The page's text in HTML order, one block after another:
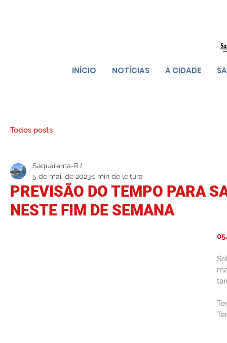
INÍCIO NOTÍCIAS A CIDADE
Todos posts
PREVISÃO DO TEMPO PARA
NESTE FIM DE SEMANA
Saquarema-RJ
5 de mai. de 20231 min de leitura